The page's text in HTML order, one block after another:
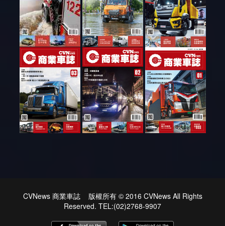
CVNews 商業車誌 版權所有 © 2016 CVNews All Rights
Reserved. TEL:(02)2768-9907